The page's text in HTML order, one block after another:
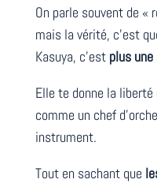
On parle souvent de «
mais la vérité, c’est
Kasuya, c’est plus
Elle te donne la
comme un chef
instrument.
Tout en sachant que